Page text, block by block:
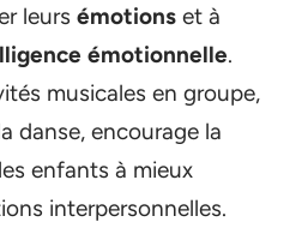
leurs émotions et à
émotionnelle.
musicales en groupe,
danse, encourage la
enfants à mieux
interpersonnelles.